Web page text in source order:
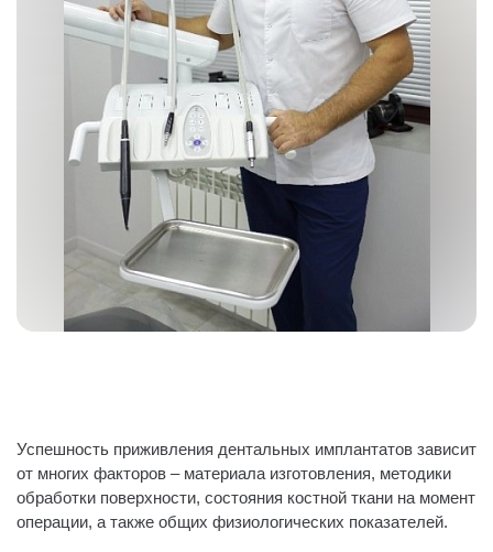
Успешность приживления дентальных имплантатов зависит
от многих факторов – материала изготовления, методики
обработки поверхности, состояния костной ткани на момент
операции, а также общих физиологических показателей.